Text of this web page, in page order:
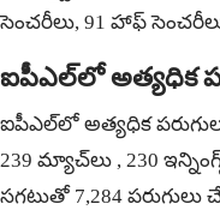
సెంచరీలు, 91 హాఫ్
ఐపీఎల్‌లో అత్యధిక
ఐపీఎల్‌లో అత్యధిక
239 మ్యాచ్‌లు , 230
సగటుతో 7,284